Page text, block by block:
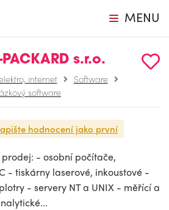
MENU
PACKARD s.r.o.
internet
Software
software
hodnocení jako první
prodej: - osobní počítače,
- tiskárny laserové, inkoustové -
- servery NT a UNIX - měřící a